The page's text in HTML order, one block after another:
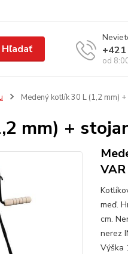
Hľadať
od
Medený kotlík 30 L (1,2 mm)
mm) +
VAR
meď.
cm.
nerez
Výška